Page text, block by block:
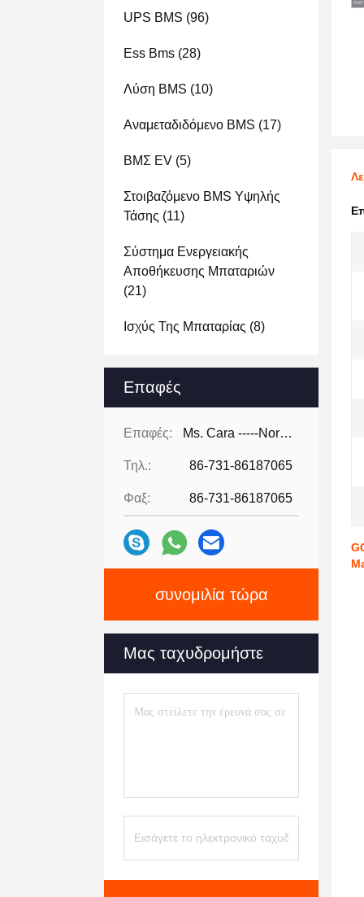
UPS BMS (96)
Ess Bms (28)
Λύση BMS (10)
Αναμεταδιδόμενο BMS (17)
ΒΜΣ EV (5)
Στοιβαζόμενο BMS Υψηλής
Τάσης (11)
Σύστημα Ενεργειακής
Αποθήκευσης Μπαταριών
(21)
Ισχύς Της Μπαταρίας (8)
Επαφές
Επαφές: Ms. Cara -----North America
Τηλ.: 86-731-86187065
Φαξ: 86-731-86187065
συνομιλία τώρα
Μας ταχυδρομήστε